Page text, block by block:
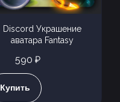
Discord Украшение
аватара Fantasy
590 ₽
Купить